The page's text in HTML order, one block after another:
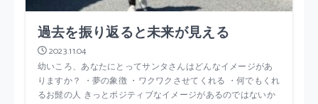
過去を振り返ると未来が見える
2023.11.04
幼いころ、あなたにとってサンタさんはどんなイメージがあ
りますか？ ・夢の象徴 ・ワクワクさせてくれる ・何でもくれ
るお髭の人 きっとポジティブなイメージがあるのではないか